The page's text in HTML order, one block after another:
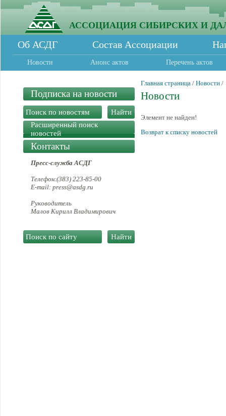
АССОЦИАЦИЯ СИБИРСКИХ И
Об АСДГ Состав Ассоциации
Новости Анонс актов Перечень актов
Подписка на новости
Расширенный поиск
новостей
Контакты
Пресс-служба АСДГ
Телефон:(383) 223-85-00
E-mail: press@asdg.ru
Руководитель
Малов Кирилл Владимирович
Главная страница / Новости /
Новости
Элемент не найден!
Возврат к списку новостей